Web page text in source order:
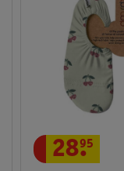
28.
95